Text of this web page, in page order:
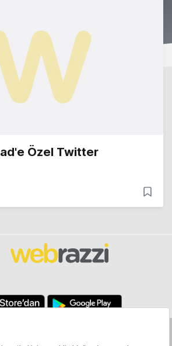
Özel Twitter